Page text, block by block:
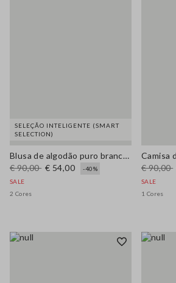
SELEÇÃO INTELIGENTE (SMART
SELECTION)
Blusa de algodão puro branca, ajuste regular com decote em V
€ 90,00 € 54,00
-40%
SALE
2 Cores
€ 90,00
SALE
1 Cores